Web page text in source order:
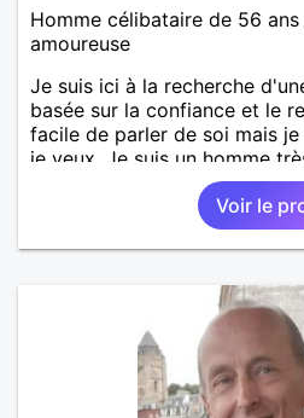
Homme célibataire de 56
amoureuse
Je suis ici à la recherche
basée sur la confiance et le
facile de parler de soi mais
je veux. Je suis un homme
romantique qui n'essaie
trop au sérieux. Je cherche
responsable et qui comprend
d'une relation et la
Voir le